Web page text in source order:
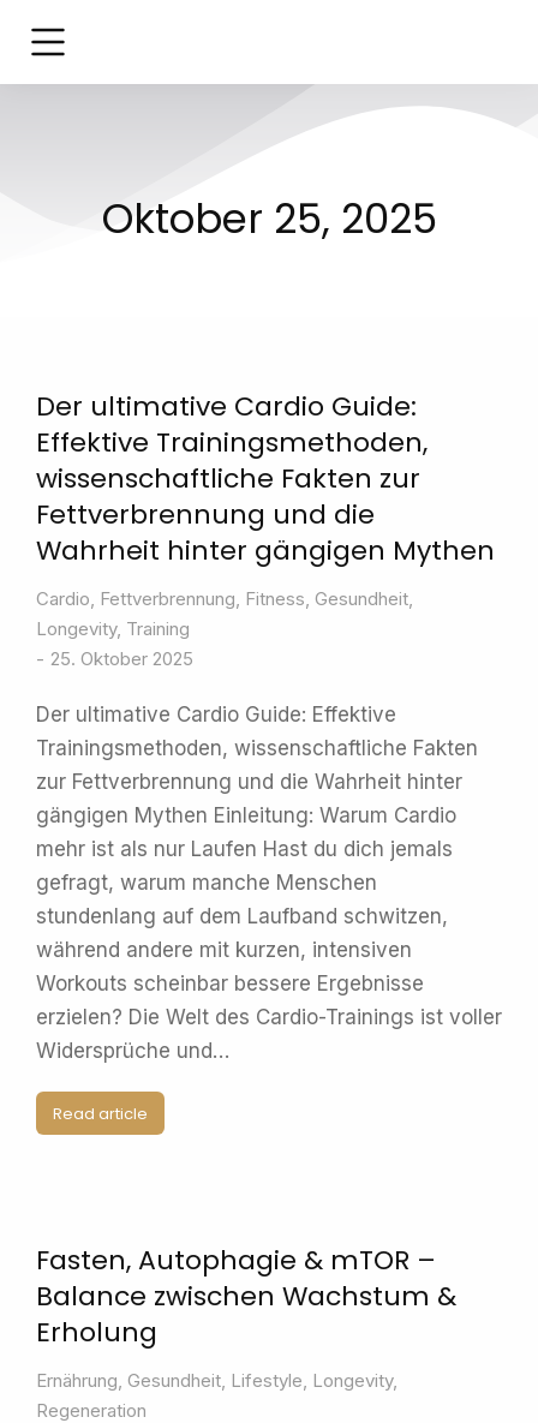
Oktober 25, 2025
Der ultimative Cardio Guide:
Effektive Trainingsmethoden,
wissenschaftliche Fakten zur
Fettverbrennung und die
Wahrheit hinter gängigen Mythen
Cardio, Fettverbrennung, Fitness, Gesundheit,
Longevity, Training
25. Oktober 2025
Der ultimative Cardio Guide: Effektive
Trainingsmethoden, wissenschaftliche Fakten
zur Fettverbrennung und die Wahrheit hinter
gängigen Mythen Einleitung: Warum Cardio
mehr ist als nur Laufen Hast du dich jemals
gefragt, warum manche Menschen
stundenlang auf dem Laufband schwitzen,
während andere mit kurzen, intensiven
Workouts scheinbar bessere Ergebnisse
erzielen? Die Welt des Cardio-Trainings ist voller
Widersprüche und…
Read article
Fasten, Autophagie & mTOR –
Balance zwischen Wachstum &
Erholung
Ernährung, Gesundheit, Lifestyle, Longevity,
Regeneration